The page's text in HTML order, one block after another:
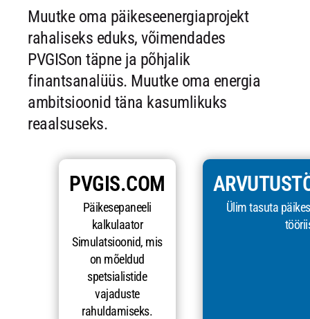
Muutke oma päikeseenergiaprojekt
rahaliseks eduks, võimendades
PVGISon täpne ja põhjalik
finantsanalüüs. Muutke oma energia
ambitsioonid täna kasumlikuks
reaalsuseks.
PVGIS.COM
Päikesepaneeli
kalkulaator
Simulatsioonid, mis
on mõeldud
spetsialistide
vajaduste
rahuldamiseks.
Ülim tasuta